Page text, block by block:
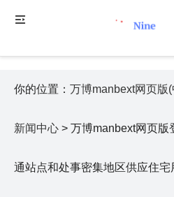
你的位置： 万博manbext网页版
新闻中心 > 万博manbext网页版
通站点和处事密集地区供应住